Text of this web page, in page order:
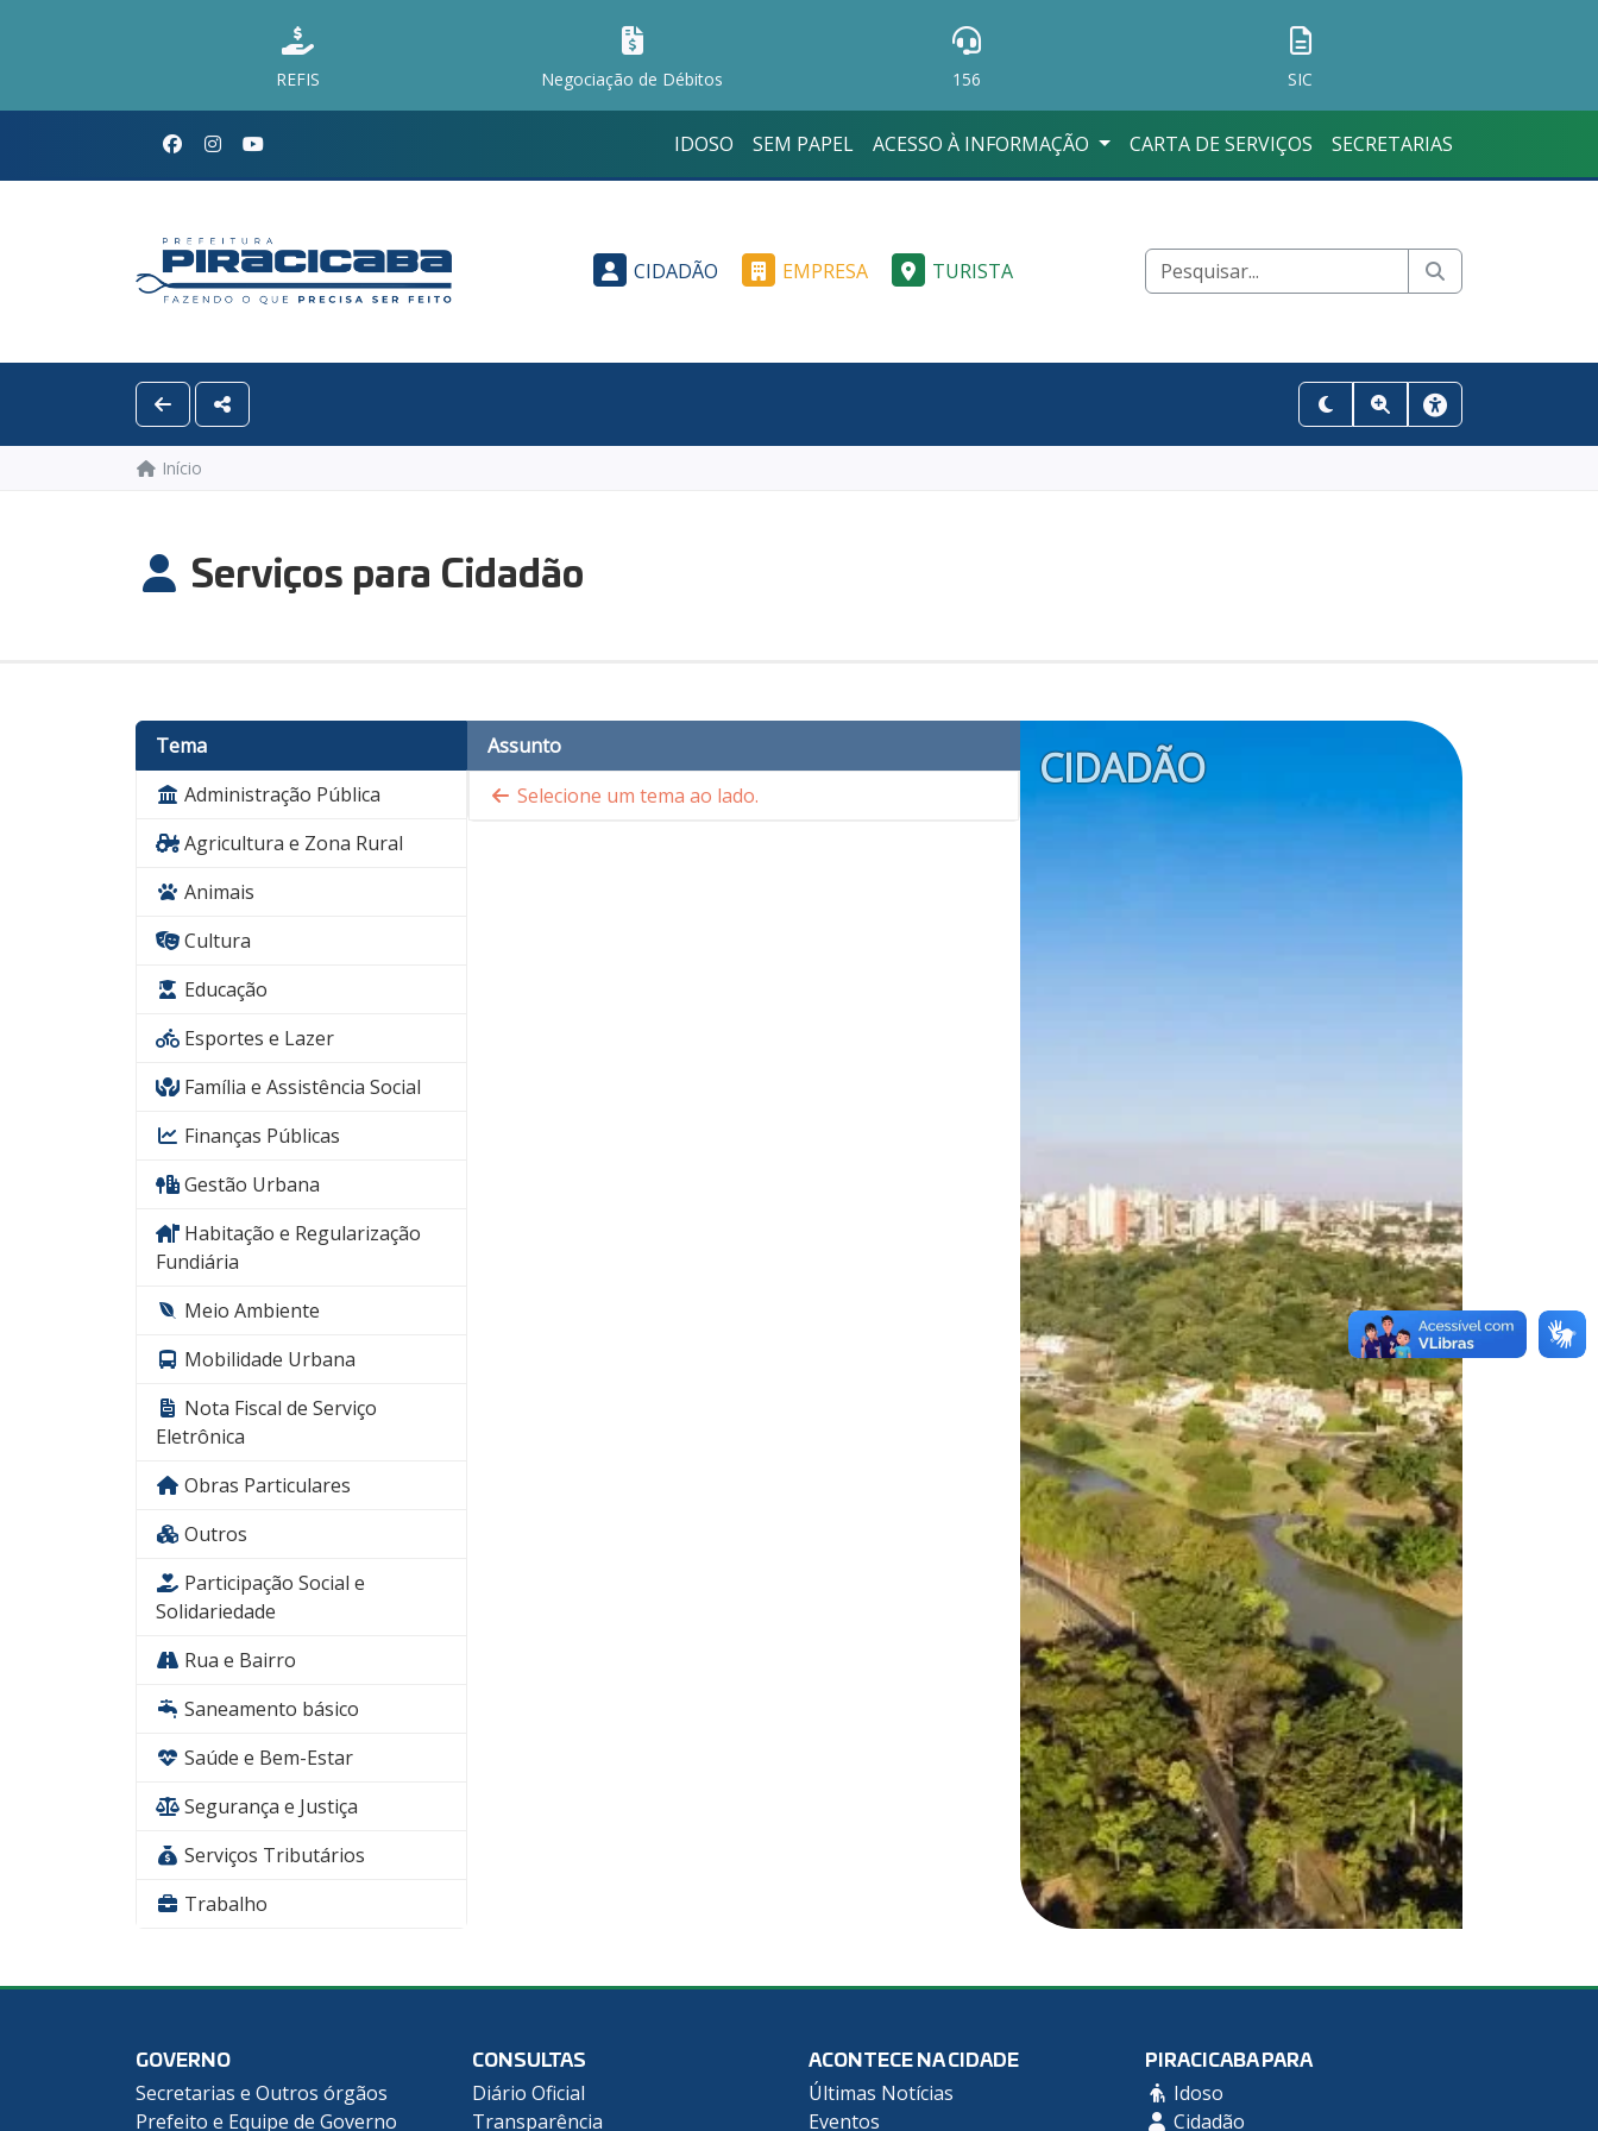
REFIS Negociação de Débitos 156 SIC
IDOSO SEM PAPEL ACESSO À INFORMAÇÃO CARTA DE SERVIÇOS SECRETARIAS
CIDADÃO EMPRESA TURISTA
Início
Serviços para Cidadão
Tema
Administração Pública
Agricultura e Zona Rural
Animais
Cultura
Educação
Esportes e Lazer
Família e Assistência Social
Finanças Públicas
Gestão Urbana
Habitação e Regularização
Fundiária
Meio Ambiente
Mobilidade Urbana
Nota Fiscal de Serviço
Eletrônica
Obras Particulares
Outros
Participação Social e
Solidariedade
Rua e Bairro
Saneamento básico
Saúde e Bem-Estar
Segurança e Justiça
Serviços Tributários
Trabalho
Assunto
Selecione um tema ao lado.
CIDADÃO
GOVERNO
Secretarias e Outros órgãos
Prefeito e Equipe de Governo
CONSULTAS
Diário Oficial
Transparência
ACONTECE NA CIDADE
Últimas Notícias
Eventos
PIRACICABA PARA
Idoso
Cidadão